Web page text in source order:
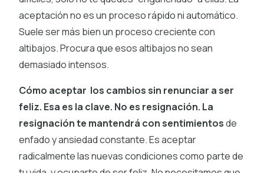
aceptación no es un proceso rápido ni automático.
Suele ser más bien un proceso creciente con
altibajos. Procura que esos altibajos no sean
demasiado intensos.
Cómo aceptar los cambios sin renunciar a ser
feliz. Esa es la clave. No es resignación. La
resignación te mantendrá con sentimientosde
enfado y ansiedad constante. Es aceptar
radicalmente las nuevas condiciones como parte de